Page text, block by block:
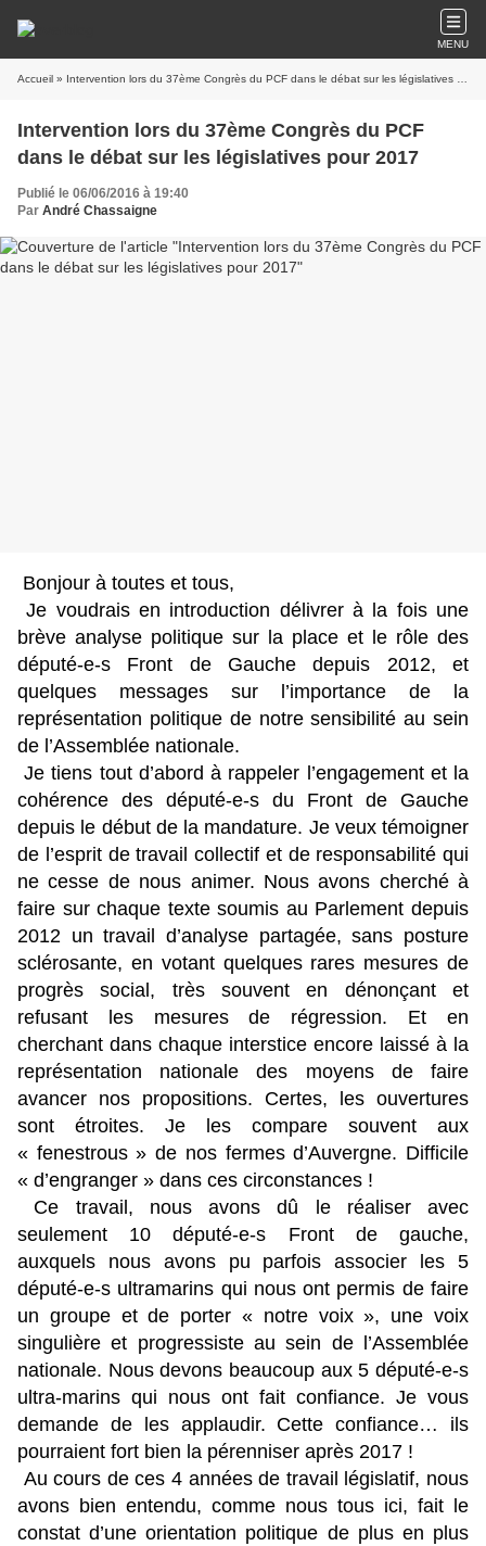
MENU
Accueil » Intervention lors du 37ème Congrès du PCF dans le débat sur les législatives pour 2017
Intervention lors du 37ème Congrès du PCF
dans le débat sur les législatives pour 2017
Publié le 06/06/2016 à 19:40
Par André Chassaigne
Bonjour à toutes et tous,
Je voudrais en introduction délivrer à la fois une
brève analyse politique sur la place et le rôle des
député-e-s Front de Gauche depuis 2012, et
quelques messages sur l’importance de la
représentation politique de notre sensibilité au sein
de l’Assemblée nationale.
Je tiens tout d’abord à rappeler l’engagement et la
cohérence des député-e-s du Front de Gauche
depuis le début de la mandature. Je veux témoigner
de l’esprit de travail collectif et de responsabilité qui
ne cesse de nous animer. Nous avons cherché à
faire sur chaque texte soumis au Parlement depuis
2012 un travail d’analyse partagée, sans posture
sclérosante, en votant quelques rares mesures de
progrès social, très souvent en dénonçant et
refusant les mesures de régression. Et en
cherchant dans chaque interstice encore laissé à la
représentation nationale des moyens de faire
avancer nos propositions. Certes, les ouvertures
sont étroites. Je les compare souvent aux
« fenestrous » de nos fermes d’Auvergne. Difficile
« d’engranger » dans ces circonstances !
Ce travail, nous avons dû le réaliser avec
seulement 10 député-e-s Front de gauche,
auxquels nous avons pu parfois associer les 5
député-e-s ultramarins qui nous ont permis de faire
un groupe et de porter « notre voix », une voix
singulière et progressiste au sein de l’Assemblée
nationale. Nous devons beaucoup aux 5 député-e-s
ultra-marins qui nous ont fait confiance. Je vous
demande de les applaudir. Cette confiance… ils
pourraient fort bien la pérenniser après 2017 !
Au cours de ces 4 années de travail législatif, nous
avons bien entendu, comme nous tous ici, fait le
constat d’une orientation politique de plus en plus